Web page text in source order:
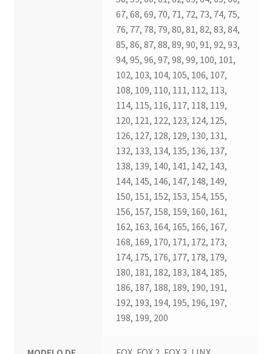
67, 68, 69, 70, 71, 72, 73, 74, 75,
76, 77, 78, 79, 80, 81, 82, 83, 84,
85, 86, 87, 88, 89, 90, 91, 92, 93,
94, 95, 96, 97, 98, 99, 100, 101,
102, 103, 104, 105, 106, 107,
108, 109, 110, 111, 112, 113,
114, 115, 116, 117, 118, 119,
120, 121, 122, 123, 124, 125,
126, 127, 128, 129, 130, 131,
132, 133, 134, 135, 136, 137,
138, 139, 140, 141, 142, 143,
144, 145, 146, 147, 148, 149,
150, 151, 152, 153, 154, 155,
156, 157, 158, 159, 160, 161,
162, 163, 164, 165, 166, 167,
168, 169, 170, 171, 172, 173,
174, 175, 176, 177, 178, 179,
180, 181, 182, 183, 184, 185,
186, 187, 188, 189, 190, 191,
192, 193, 194, 195, 196, 197,
198, 199, 200